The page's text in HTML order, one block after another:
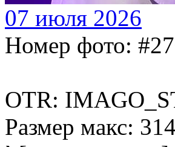
07 июля 2026
Номер фото:
OTR:
Размер макс: